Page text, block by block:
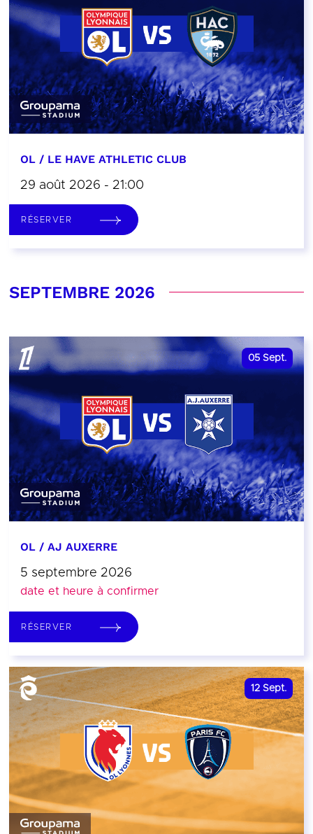
OL / LE HAVE ATHLETIC CLUB
29 août 2026 - 21:00
RÉSERVER
SEPTEMBRE 2026
05 Sept.
OL / AJ AUXERRE
5 septembre 2026
date et heure à confirmer
RÉSERVER
12 Sept.